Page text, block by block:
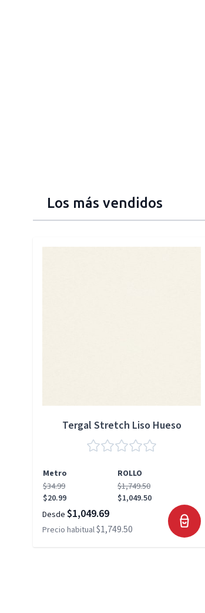
Los más vendidos
Tergal Stretch Liso Hueso
Metro
ROLLO
$34.99
$20.99
$1,749.50
$1,049.50
Desde $1,049.69
Precio habitual$1,749.50